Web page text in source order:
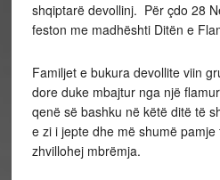
shqiptarë devollinj. Për çdo 28
feston me madhështi Ditën e
Familjet e bukura devollite viin
dore duke mbajtur nga një
qenë së bashku në këtë ditë të
e zi i jepte dhe më shumë
zhvillohej mbrëmja.